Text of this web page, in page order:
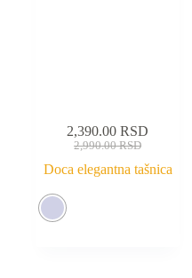
2,990.00RSD
2,390.00RSD
Doca elegantna tašnica